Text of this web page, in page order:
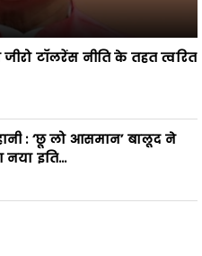
टॉलरेंस नीति के तहत त्वरित
: ‘छू लो आसमान’ बालूद ने
इति...